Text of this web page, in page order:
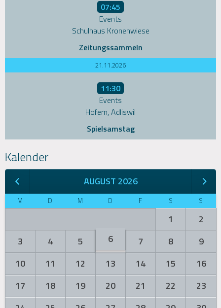
07:45
Events
Schulhaus Kronenwiese
Zeitungssammeln
21.11.2026
11:30
Events
Hofern, Adliswil
Spielsamstag
Kalender
AUGUST 2026
M D M D F S S
1
2
3
4 5 6 7 8
9
10
11 12 13 14 15
16
17
18 19 20 21 22
23